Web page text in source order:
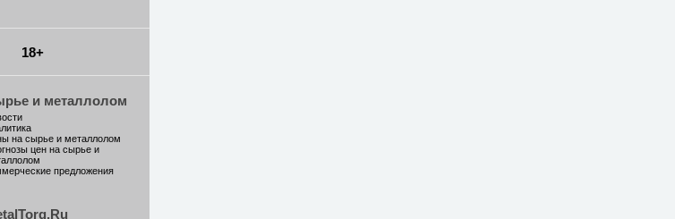
18+
и металлолом
на сырье и металлолом
цен на сырье и
предложения